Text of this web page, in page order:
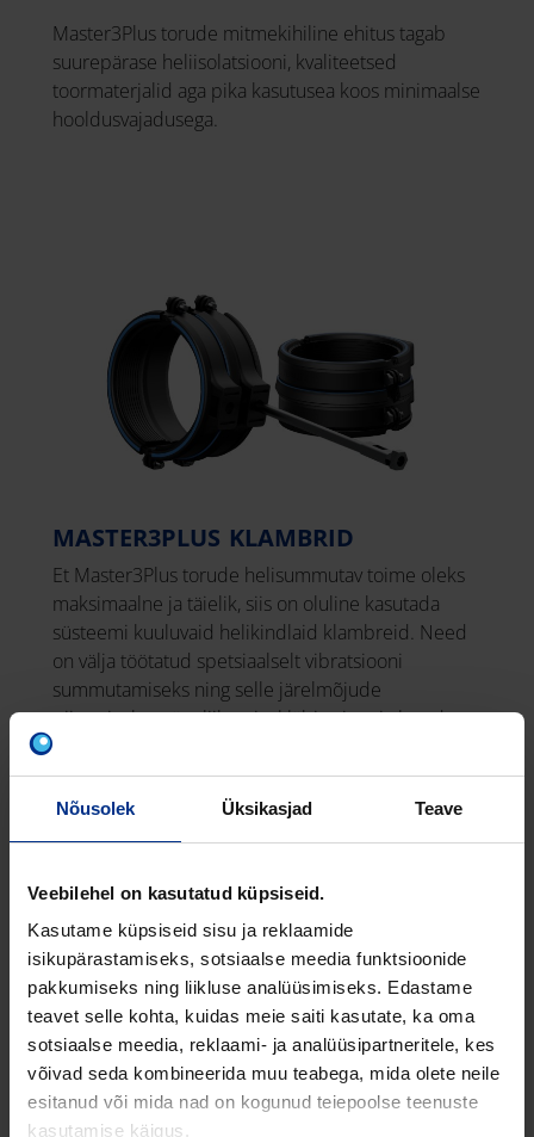
Nõusolek Üksikasjad Teave
Veebilehel on kasutatud küpsiseid.
Kasutame küpsiseid sisu ja reklaamide
isikupärastamiseks, sotsiaalse meedia funktsioonide
pakkumiseks ning liikluse analüüsimiseks. Edastame
teavet selle kohta, kuidas meie saiti kasutate, ka oma
sotsiaalse meedia, reklaami- ja analüüsipartneritele, kes
võivad seda kombineerida muu teabega, mida olete neile
esitanud või mida nad on kogunud teiepoolse teenuste
kasutamise käigus.
Master3Plus torude mitmekihiline ehitus tagab
suurepärase heliisolatsiooni, kvaliteetsed
toormaterjalid aga pika kasutusea koos minimaalse
hooldusvajadusega.
MASTER3PLUS KLAMBRID
Et Master3Plus torude helisummutav toime oleks
maksimaalne ja täielik, siis on oluline kasutada
süsteemi kuuluvaid helikindlaid klambreid. Need
on välja töötatud spetsiaalselt vibratsiooni
summutamiseks ning selle järelmõjude
piiramiseks müra liikumisel läbi seinte ja lagede.
kandumist ruumis, ent tarvis on ka heli
summutavaid ühendusi hoonega, mis tõkestaksid
müra leviku ehituskonstruktsioonide kaudu kõrval
asuvatesse ruumidesse.